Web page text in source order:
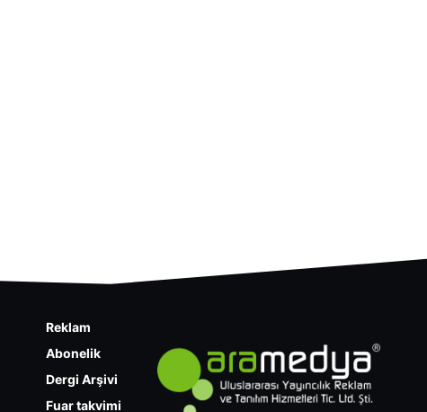
Reklam
Abonelik
Dergi Arşivi
Fuar takvimi